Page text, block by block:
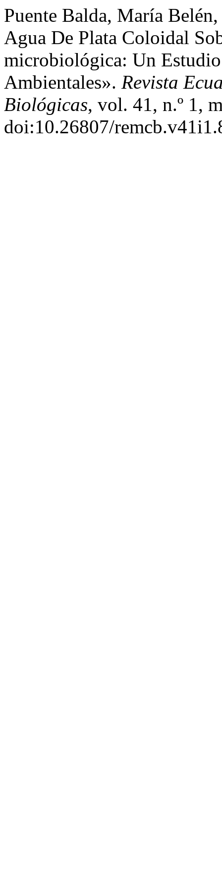
Puente Balda, Marí­a
Agua De Plata Coloidal
microbiológica: Un
Ambientales». Revista
Biológicas, vol. 41, n.º 1,
doi:10.26807/